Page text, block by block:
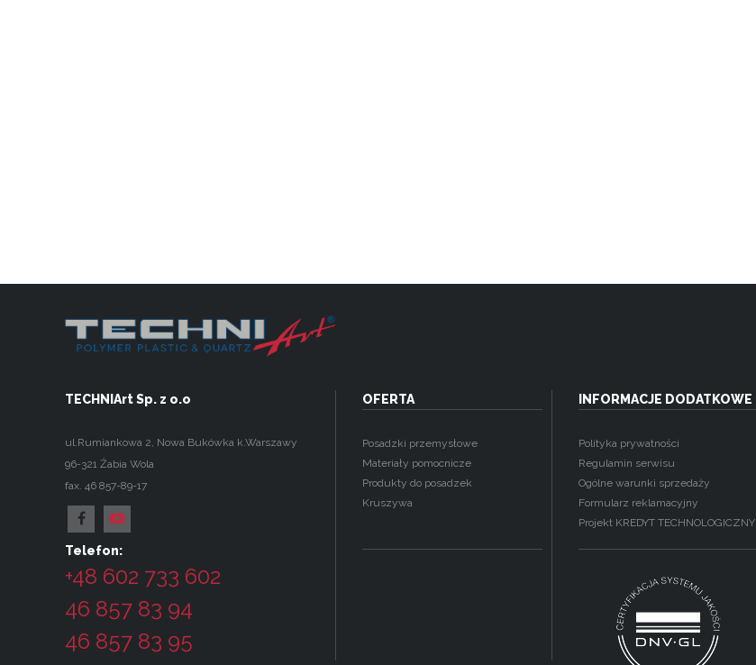
TECHNIArt Sp. z o.o
ul.Rumiankowa 2 Nowa Bukówka k.Warszawy
96-321 Żabia Wola
fax. 46 857-89-17
Telefon:
+48 602 733 602
46 857 83 94
46 857 83 95
OFERTA
Posadzki przemysłowe
Materiały pomocnicze
Produkty do posadzek
Kruszywa
INFORMACJE DODATKOWE
Polityka prywatności
Regulamin serwisu
Ogólne warunki sprzedaży
Formularz reklamacyjny
Projekt KREDYT TECHNOLOGICZNY